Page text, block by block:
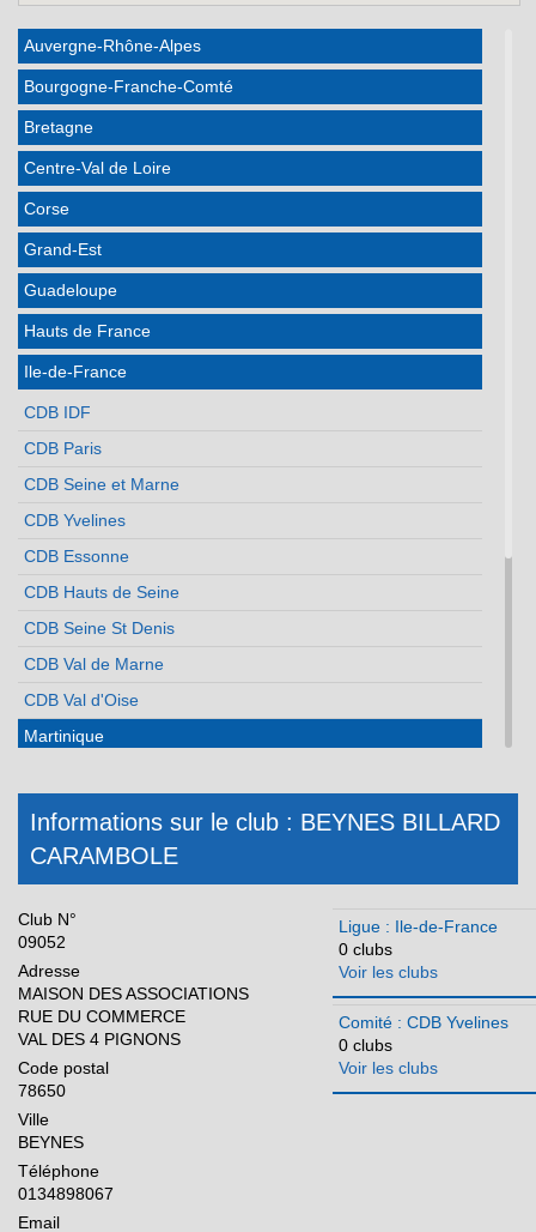
Auvergne-Rhône-Alpes
Bourgogne-Franche-Comté
Bretagne
Centre-Val de Loire
Corse
Grand-Est
Guadeloupe
Hauts de France
Ile-de-France
CDB IDF
CDB Paris
CDB Seine et Marne
CDB Yvelines
CDB Essonne
CDB Hauts de Seine
CDB Seine St Denis
CDB Val de Marne
CDB Val d'Oise
Martinique
Normandie
Nouvelle Aquitaine
Pays de la Loire
Réunion
Informations sur le club : BEYNES BILLARD
CARAMBOLE
Club N°
09052
Adresse
MAISON DES ASSOCIATIONS
RUE DU COMMERCE
VAL DES 4 PIGNONS
Code postal
78650
Ville
BEYNES
Téléphone
0134898067
Email
Ligue : Ile-de-France
0 clubs
Voir les clubs
Comité : CDB Yvelines
0 clubs
Voir les clubs